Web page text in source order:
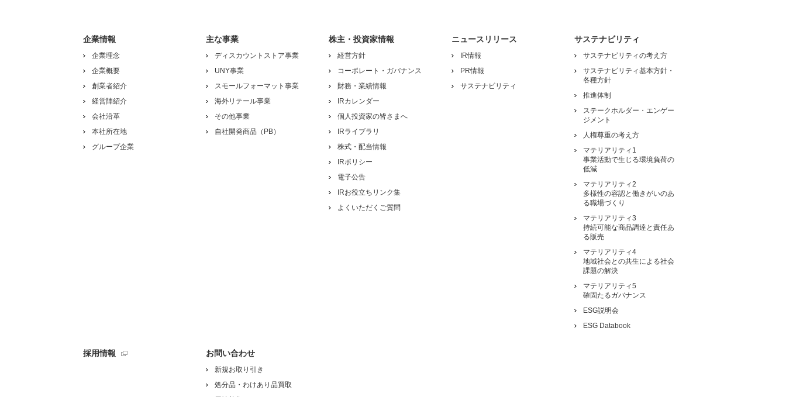
企業情報
企業理念
企業概要
創業者紹介
経営陣紹介
会社沿革
本社所在地
グループ企業
主な事業
ディスカウントストア事業
UNY事業
スモールフォーマット事業
海外リテール事業
その他事業
自社開発商品（PB）
株主・投資家情報
経営方針
コーポレート・ガバナンス
財務・業績情報
IRカレンダー
個人投資家の皆さまへ
IRライブラリ
株式・配当情報
IRポリシー
電子公告
IRお役立ちリンク集
よくいただくご質問
ニュースリリース
IR情報
PR情報
サステナビリティ
サステナビリティ
サステナビリティの考え方
サステナビリティ基本方針・
各種方針
推進体制
ステークホルダー・エンゲー
ジメント
人権尊重の考え方
マテリアリティ1
事業活動で生じる環境負荷の
低減
マテリアリティ2
多様性の容認と働きがいのあ
る職場づくり
マテリアリティ3
持続可能な商品調達と責任あ
る販売
マテリアリティ4
地域社会との共生による社会
課題の解決
マテリアリティ5
確固たるガバナンス
ESG説明会
ESG Databook
採用情報 お問い合わせ
新規お取り引き
処分品・わけあり品買取